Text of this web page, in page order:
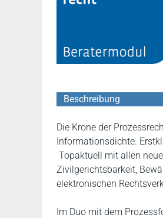
Beschreibung
Die Krone der
Informationsdichte.
Topaktuell mit allen
Zivilgerichtsbarkeit,
elektronischen
Im Duo mit dem